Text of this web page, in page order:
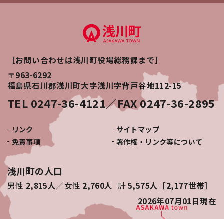
［お問い合わせは浅川町役場総務課まで］
〒963-6292
福島県石川郡浅川町大字浅川字背戸谷地112-15
TEL 0247-36-4121／FAX 0247-36-2895
リンク
サイトマップ
免責事項
著作権・リンク等について
浅川町の人口
男性 2,815人 女性 2,760人 計5,575人［2,177世帯］
2026年07月01日現在